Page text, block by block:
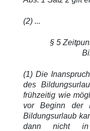
(2) ...
§ 5
(1) Die
des
frühzeitig wie
vor Beginn der
Bildungsurlaub
dann nicht in